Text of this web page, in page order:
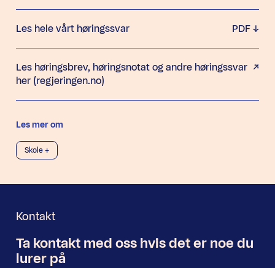
Les hele vårt høringssvar PDF
Les høringsbrev, høringsnotat og andre høringssvar
her (regjeringen.no)
Les mer om
Skole +
Kontakt
Nyhetsbrev
Ta kontakt med oss hvis det er noe du
lurer på